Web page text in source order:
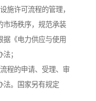
施许可流程的管理，
市场秩序，规范承装
据《电力供应与使用
；
程的申请、受理、审
法。国家另有规定